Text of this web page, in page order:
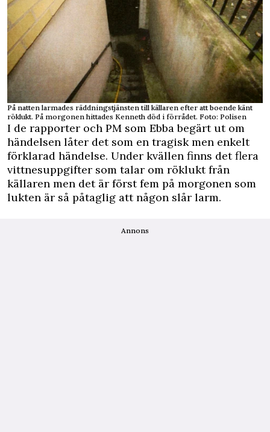
På natten larmades räddningstjänsten till källaren efter att boende känt
röklukt. På morgonen hittades Kenneth död i förrådet. Foto: Polisen
I de rapporter och PM som Ebba begärt ut om
händelsen låter det som en tragisk men enkelt
förklarad händelse. Under kvällen finns det flera
vittnesuppgifter som talar om röklukt från
källaren men det är först fem på morgonen som
lukten är så påtaglig att någon slår larm.
Annons